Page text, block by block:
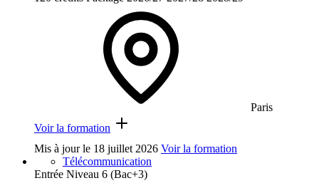
Paris
Voir la formation
Mis à jour le 18 juillet 2026 Voir la formation
Télécommunication
Entrée Niveau 6 (Bac+3)